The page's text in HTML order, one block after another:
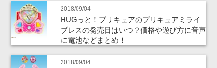
2018/09/04
HUGっと！プリキュアのプリキュアミライ
ブレスの発売日はいつ？価格や遊び方に音声
に電池などまとめ！
2018/09/04